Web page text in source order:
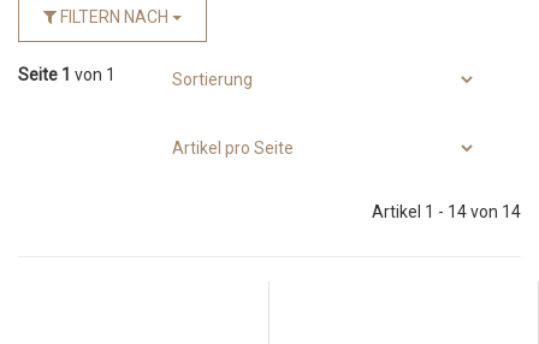
FILTERN NACH
Seite 1 von 1
Artikel 1 - 14 von 14